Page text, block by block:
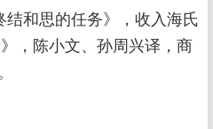
和思的任务》，收入海氏
，陈小文、孙周兴译，商